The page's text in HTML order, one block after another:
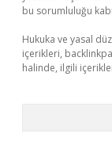
bu sorumluluğu
Hukuka ve yasal
içerikleri,
halinde, ilgili